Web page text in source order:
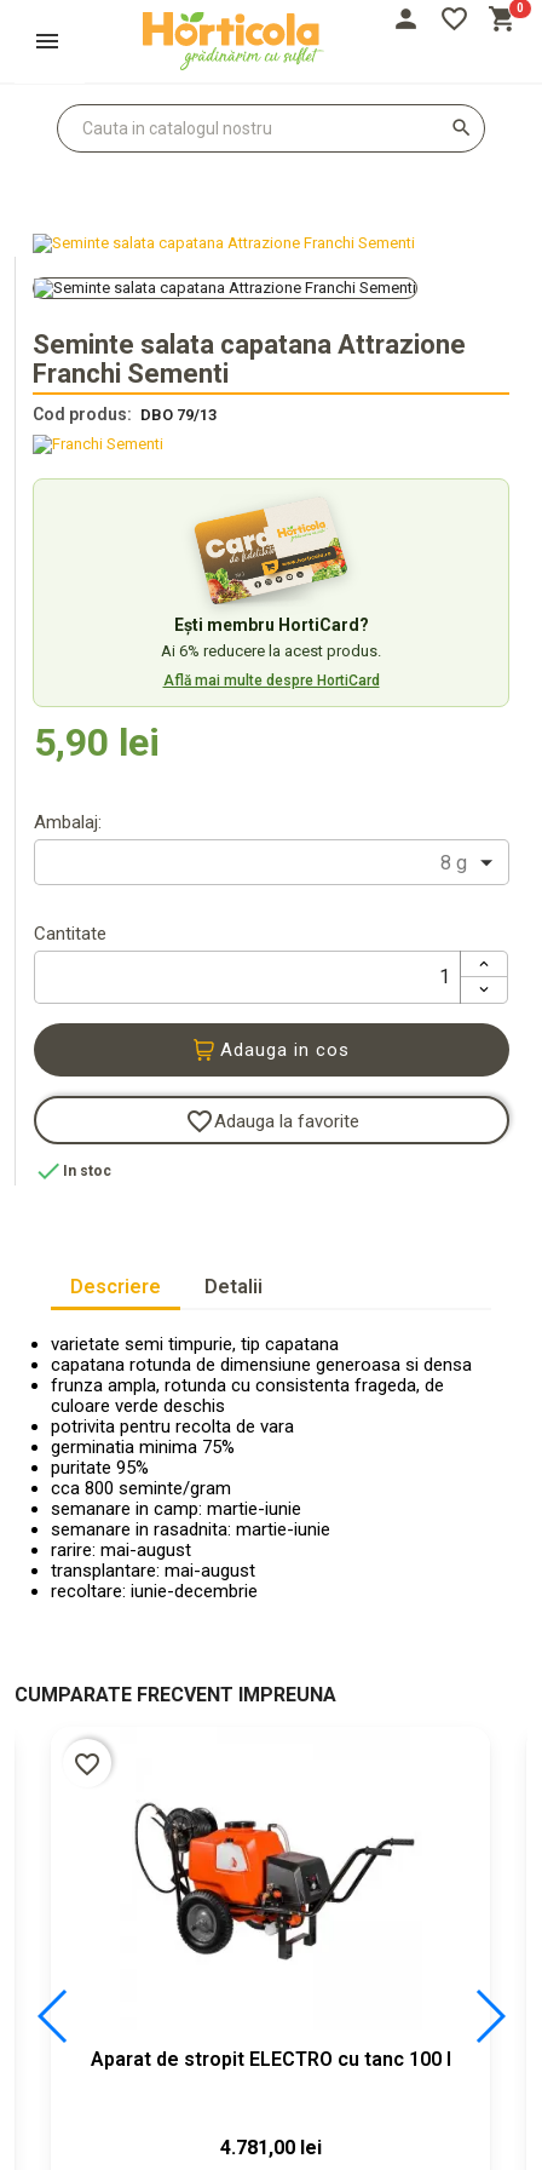
person
Autentifică-te
favorite_border shopping_cart0
search
Seminte salata capatana Attrazione
Franchi Sementi
Cod produs: DBO 79/13
Ești membru HortiCard?
Ai 6% reducere la acest produs.
Află mai multe despre HortiCard
5,90 lei
Ambalaj:
8 g
Cantitate
Adauga in cos
favorite_borderAdauga la favorite
 In stoc
Descriere Detalii
varietate semi timpurie, tip capatana
capatana rotunda de dimensiune generoasa si densa
frunza ampla, rotunda cu consistenta frageda, de
culoare verde deschis
potrivita pentru recolta de vara
germinatia minima 75%
puritate 95%
cca 800 seminte/gram
semanare in camp: martie-iunie
semanare in rasadnita: martie-iunie
rarire: mai-august
transplantare: mai-august
recoltare: iunie-decembrie
CUMPARATE FRECVENT IMPREUNA
Aparat de stropit ELECTRO cu tanc 100 l
4.781,00 lei
favorite_border